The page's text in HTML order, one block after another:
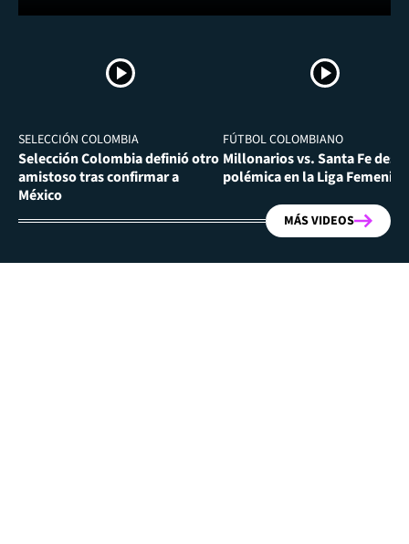
SELECCIÓN COLOMBIA
Selección Colombia definió otro
amistoso tras confirmar a
México
FÚTBOL COLOMBIANO
Millonarios vs. Santa Fe
polémica en la Liga Femenina
MÁS VIDEOS